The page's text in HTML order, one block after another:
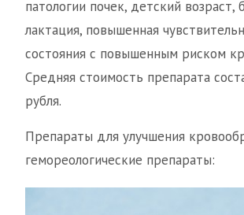
патологии почек, детский возраст,
лактация, повышенная
состояния с повышенным риском
Средняя стоимость препарата
рубля.
Препараты для улучшения
гемореологические препараты: